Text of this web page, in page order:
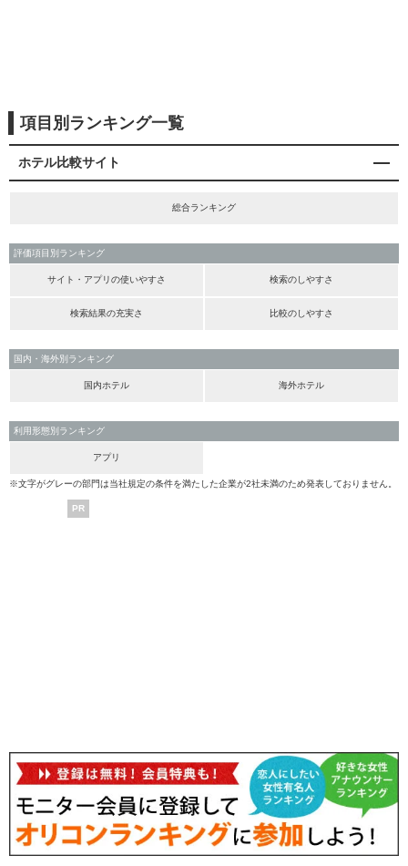
項目別ランキング一覧
ホテル比較サイト
総合ランキング
評価項目別ランキング
サイト・アプリの使いやすさ 検索のしやすさ
検索結果の充実さ 比較のしやすさ
国内・海外別ランキング
国内ホテル 海外ホテル
利用形態別ランキング
アプリ
※文字がグレーの部門は当社規定の条件を満たした企業が2社未満のため発表しておりません。
PR